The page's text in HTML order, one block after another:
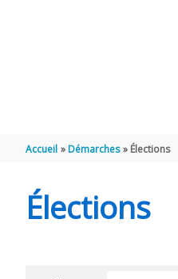
Accueil Démarches Élections
Élections